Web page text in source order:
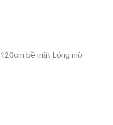
bề mặt bóng mờ